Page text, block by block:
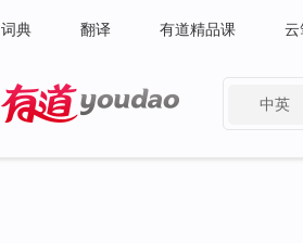
词典 翻译 有道精品课 云
中英